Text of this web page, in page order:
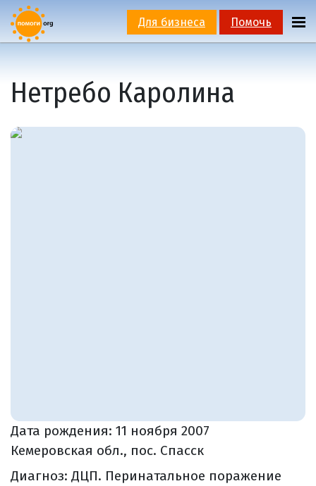
Для бизнеса Помочь
Нетребо Каролина
Дата рождения: 11 ноября 2007
Кемеровская обл., пос. Спасск
Диагноз: ДЦП. Перинатальное поражение